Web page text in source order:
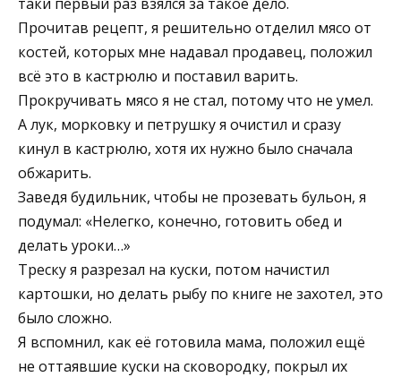
Прочитав рецепт, я решительно отделил мясо от
костей, которых мне надавал продавец, положил
всё это в кастрюлю и поставил варить.
Прокручивать мясо я не стал, потому что не умел.
А лук, морковку и петрушку я очистил и сразу
кинул в кастрюлю, хотя их нужно было сначала
обжарить.
Заведя будильник, чтобы не прозевать бульон, я
подумал: «Нелегко, конечно, готовить обед и
делать уроки…»
Треску я разрезал на куски, потом начистил
картошки, но делать рыбу по книге не захотел, это
было сложно.
Я вспомнил, как её готовила мама, положил ещё
не оттаявшие куски на сковородку, покрыл их